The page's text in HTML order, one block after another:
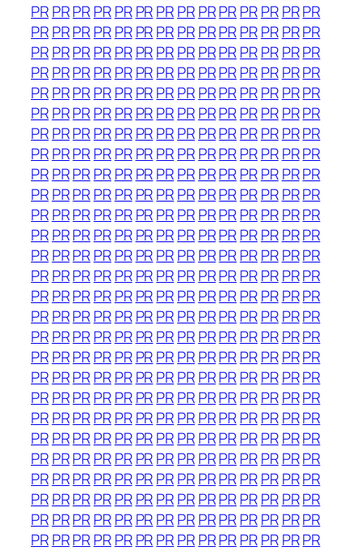
PRPRPRPRPR PRPRPRPRPRPRPR PRPR
PRPRPRPRPR PRPRPRPRPRPRPR PRPR
PRPRPRPRPR PRPRPRPRPRPRPR PRPR
PRPRPRPRPR PRPRPRPRPRPRPR PRPR
PRPRPRPRPR PRPRPRPRPRPRPR PRPR
PRPRPRPRPR PRPRPRPRPRPRPR PRPR
PRPRPRPRPR PRPRPRPRPRPRPR PRPR
PRPRPRPRPR PRPRPRPRPRPRPR PRPR
PRPRPRPRPR PRPRPRPRPRPRPR PRPR
PRPRPRPRPR PRPRPRPRPRPRPR PRPR
PRPRPRPRPR PRPRPRPRPRPRPR PRPR
PRPRPRPRPR PRPRPRPRPRPRPR PRPR
PRPRPRPRPR PRPRPRPRPRPRPR PRPR
PRPRPRPRPR PRPRPRPRPRPRPR PRPR
PRPRPRPRPR PRPRPRPRPRPRPR PRPR
PRPRPRPRPR PRPRPRPRPRPRPR PRPR
PRPRPRPRPR PRPRPRPRPRPRPR PRPR
PRPRPRPRPR PRPRPRPRPRPRPR PRPR
PRPRPRPRPR PRPRPRPRPRPRPR PRPR
PRPRPRPRPR PRPRPRPRPRPRPR PRPR
PRPRPRPRPR PRPRPRPRPRPRPR PRPR
PRPRPRPRPR PRPRPRPRPRPRPR PRPR
PRPRPRPRPR PRPRPRPRPRPRPR PRPR
PRPRPRPRPR PRPRPRPRPRPRPR PRPR
PRPRPRPRPR PRPRPRPRPRPRPR PRPR
PRPRPRPRPR PRPRPRPRPRPRPR PRPR
PRPRPRPRPR PRPRPRPRPRPRPR PRPR